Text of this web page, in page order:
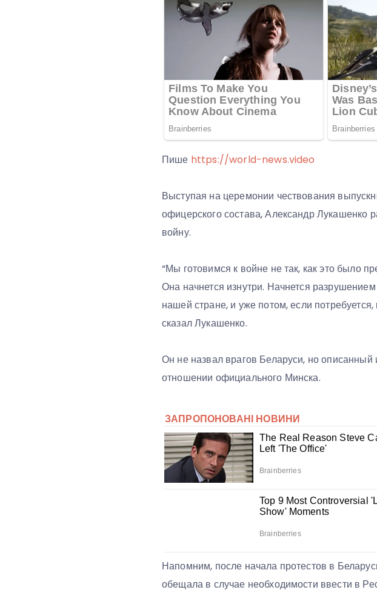
Пише https://world-news.video
Выступая на церемонии чествования
офицерского состава, Александр Лукашенко
войну.
“Мы готовимся к войне не так, как это было
Она начнется изнутри. Начнется
нашей стране, и уже потом, если
сказал Лукашенко.
Он не назвал врагов Беларуси, но описанный
отношении официального Минска.
Напомним, после начала протестов в
обещала в случае необходимости ввести в